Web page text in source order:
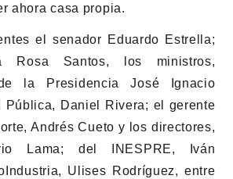
ahora casa propia.
el senador Eduardo Estrella;
Rosa Santos, los ministros,
la Presidencia José Ignacio
Pública, Daniel Rivera; el gerente
Andrés Cueto y los directores,
Lama; del INESPRE, Iván
Ulises Rodríguez, entre